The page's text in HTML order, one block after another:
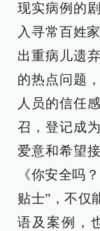
现实病例的
入寻常百姓
出重病儿遗
的热点问题
人员的信任
召，登记成
爱意和希望
《你安全吗
贴士”，不仅
语及案例，